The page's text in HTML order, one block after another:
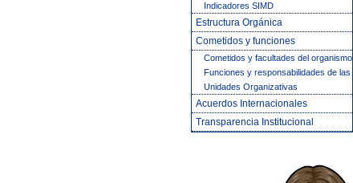
Indicadores SIMD
Estructura Orgánica
Cometidos y funciones
Cometidos y facultades del organismo
Funciones y responsabilidades de las
Unidades Organizativas
Acuerdos Internacionales
Transparencia Institucional